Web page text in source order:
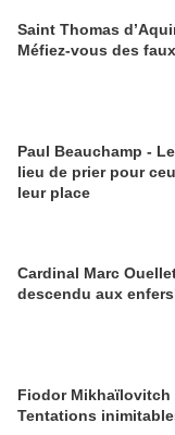
Saint Thomas
Méfiez-vous des
Paul Beauchamp -
lieu de prier pour
leur place
Cardinal Marc
descendu aux
Fiodor Mikhaïlovitch
Tentations